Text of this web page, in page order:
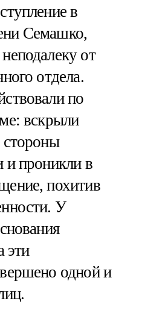
в
Семашко,
от
отдела.
по
вскрыли
стороны
и проникли в
похитив
У
эти
одной и